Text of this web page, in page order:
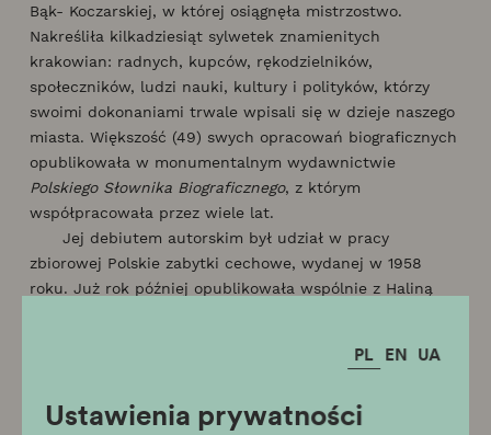
PL EN UA
Ustawienia prywatności
Bąk- Koczarskiej, w której osiągnęła mistrzostwo.
Nakreśliła kilkadziesiąt sylwetek znamienitych
krakowian: radnych, kupców, rękodzielników,
społeczników, ludzi nauki, kultury i polityków, którzy
swoimi dokonaniami trwale wpisali się w dzieje naszego
miasta. Większość (49) swych opracowań biograficznych
opublikowała w monumentalnym wydawnictwie
Polskiego Słownika Biograficznego, z którym
współpracowała przez wiele lat.
Jej debiutem autorskim był udział w pracy
zbiorowej Polskie zabytki cechowe, wydanej w 1958
roku. Już rok później opublikowała wspólnie z Haliną
architektoniczne. Jest to monografia „Domu pod
się oddział teatralny Muzeum Historycznego, poświęcony